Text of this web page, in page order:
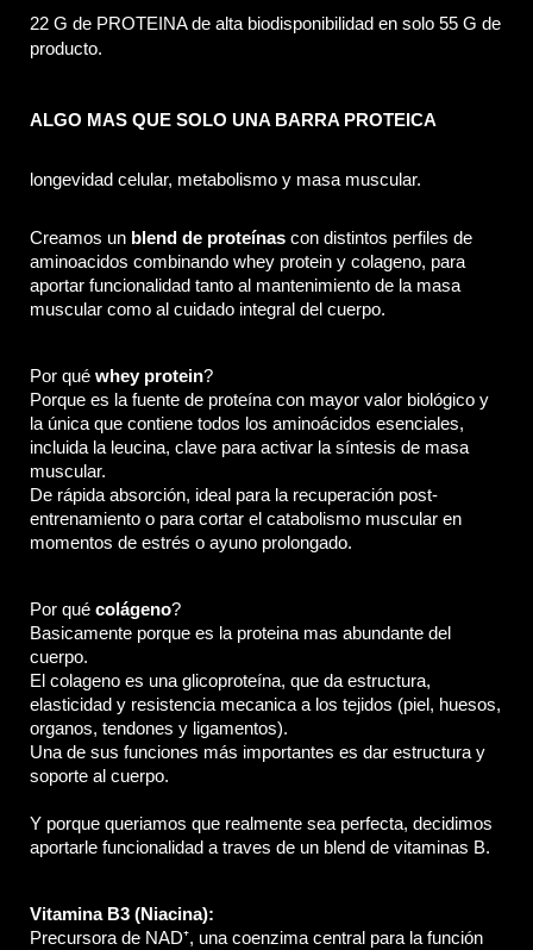
22 G de PROTEINA de alta biodisponibilidad en solo 55 G de
producto.
ALGO MAS QUE SOLO UNA BARRA PROTEICA
ongevidad celular, metabolismo y masa muscular.
Creamos un blend de proteínas con distintos perfiles de
aminoacidos combinando whey protein y colageno, para
aportar funcionalidad tanto al mantenimiento de la masa
muscular como al cuidado integral del cuerpo.
Por qué whey protein?
Porque es la fuente de proteína con mayor valor biológico y
la única que contiene todos los aminoácidos esenciales,
incluida la leucina, clave para activar la síntesis de masa
muscular.
De rápida absorción, ideal para la recuperación post-
entrenamiento o para cortar el catabolismo muscular en
momentos de estrés o ayuno prolongado.
Por qué colágeno?
Basicamente porque es la proteina mas abundante del
cuerpo.
El colageno es una glicoproteína, que da estructura,
elasticidad y resistencia mecanica a los tejidos (piel, huesos,
organos, tendones y ligamentos).
Una de sus funciones más importantes es dar estructura y
soporte al cuerpo.
Y porque queriamos que realmente sea perfecta, decidimos
aportarle funcionalidad a traves de un blend de vitaminas B.
Vitamina B3 (Niacina):
Precursora de NAD⁺, una coenzima central para la función